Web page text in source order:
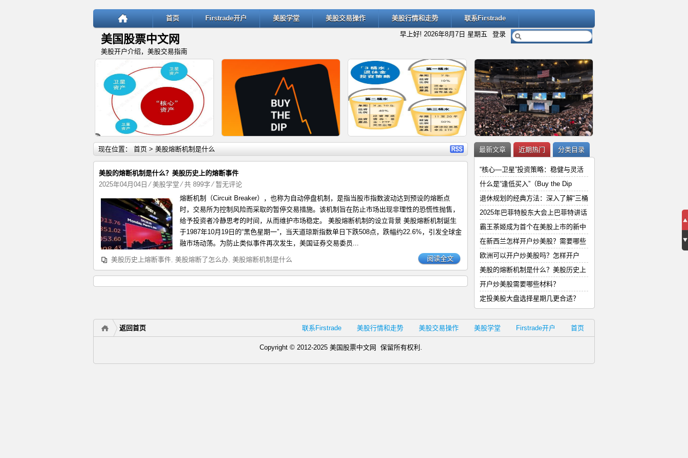
首页 Firstrade开户 美股学堂 美股交易操作 美股行情和走势 联系Firstrade
登录
早上好! 2026年8月7日 星期五
美国股票中文网
美股开户介绍，美股交易指南
详细内容
“核心—卫星”投资策略：稳健与
详细内容
什么是“逢低买入”（Buy the D
详细内容
退休规划的经典方法：深入了解“
详细内容
2025年巴菲特股东大会上巴菲特讲
现在位置： 首页 > 美股熔断机制是什么
美股的熔断机制是什么？美股历史上的熔断事件
2025年04月04日 ⁄美股学堂⁄ 共 899字⁄暂无评论
熔断机制（Circuit Breaker），也称为自动停盘机制，是指当股市指数波动达到预设的熔断点
时，交易所为控制风险而采取的暂停交易措施。​该机制旨在防止市场出现非理性的恐慌性抛售，
给予投资者冷静思考的时间，从而维护市场稳定。 美股熔断机制的设立背景 美股熔断机制诞生
于1987年10月19日的“黑色星期一”，当天道琼斯指数单日下跌508点，跌幅约22.6%，引发全球金
融市场动荡。​为防止类似事件再次发生，美国证券交易委员...
美股历史上熔断事件, 美股熔断了怎么办, 美股熔断机制是什么 阅读全文
最新文章 近期热门 分类目录
“核心—卫星”投资策略：稳健与灵活
什么是“逢低买入”（Buy the Dip
退休规划的经典方法：深入了解“三桶
2025年巴菲特股东大会上巴菲特讲话
和
霸王茶姬成为首个在美股上市的新中
式
在新西兰怎样开户炒美股？需要哪些
材
欧洲可以开户炒美股吗？怎样开户
美股的熔断机制是什么？美股历史上
的
开户炒美股需要哪些材料？
定投美股大盘选择星期几更合适？
首页
Firstrade开户
美股学堂
美股交易操作
美股行情和走势
联系Firstrade
返回首页
Copyright © 2012-2025 美国股票中文网 保留所有权利.